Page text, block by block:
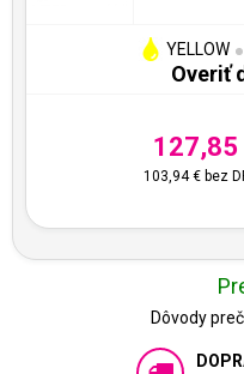
YELLOW
Overiť
127,85
103,94 €bez
Dôvody